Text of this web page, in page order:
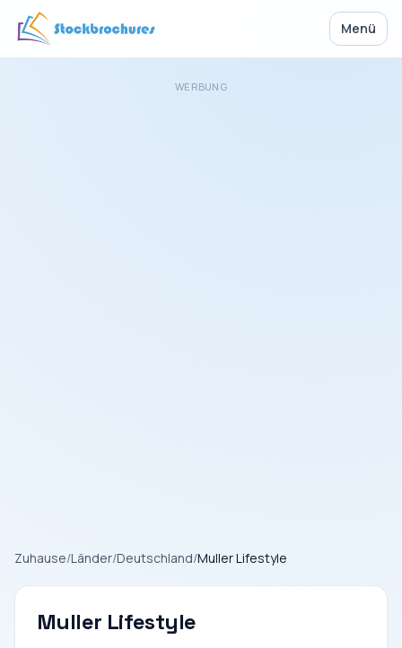
Menü
WERBUNG
Zuhause/Länder/Deutschland/Muller Lifestyle
Muller Lifestyle